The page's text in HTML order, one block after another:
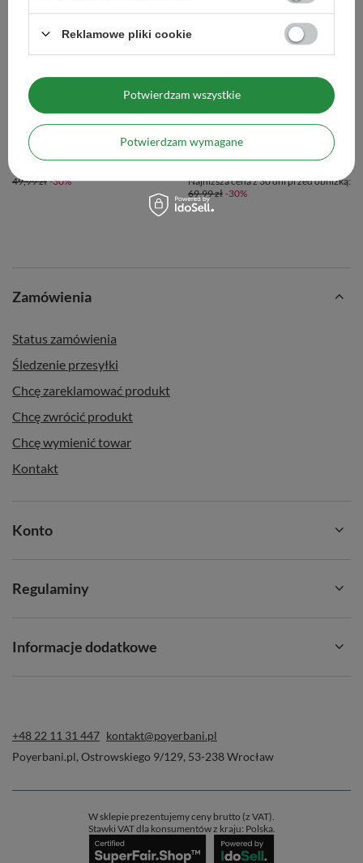
Szklana Filiżanka z Zaparzaczem
Cebador Vidrio 200 ml
34,99 zł
49,99 zł -30%
pokrywką – motyw Soul Mate (biały)
48,99 zł
Najniższa cena z 30 dni przed obniżką:
69,99 zł -30%
Zamówienia
Status zamówienia
Śledzenie przesyłki
Chcę zareklamować produkt
Chcę zwrócić produkt
Chcę wymienić towar
Kontakt
Konto
Regulaminy
Informacje dodatkowe
+48 22 11 31 447 kontakt@poyerbani.pl
Poyerbani.pl, Ostrowskiego 9/129, 53-238Wrocław
W sklepie prezentujemy ceny brutto (z VAT).
Stawki VAT dla konsumentów z kraju: Polska.
Reklamowe pliki cookie
Potwierdzam wymagane
Potwierdzam wszystkie